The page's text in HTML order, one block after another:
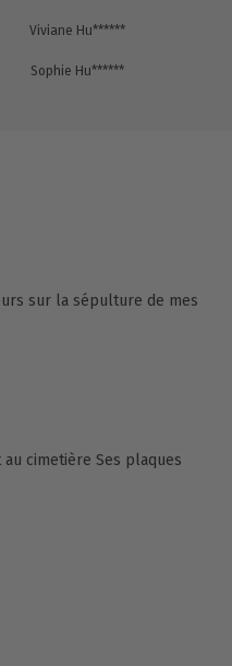
Viviane Hu******
Sophie Hu******
sur la sépulture de mes
cimetière Ses plaques